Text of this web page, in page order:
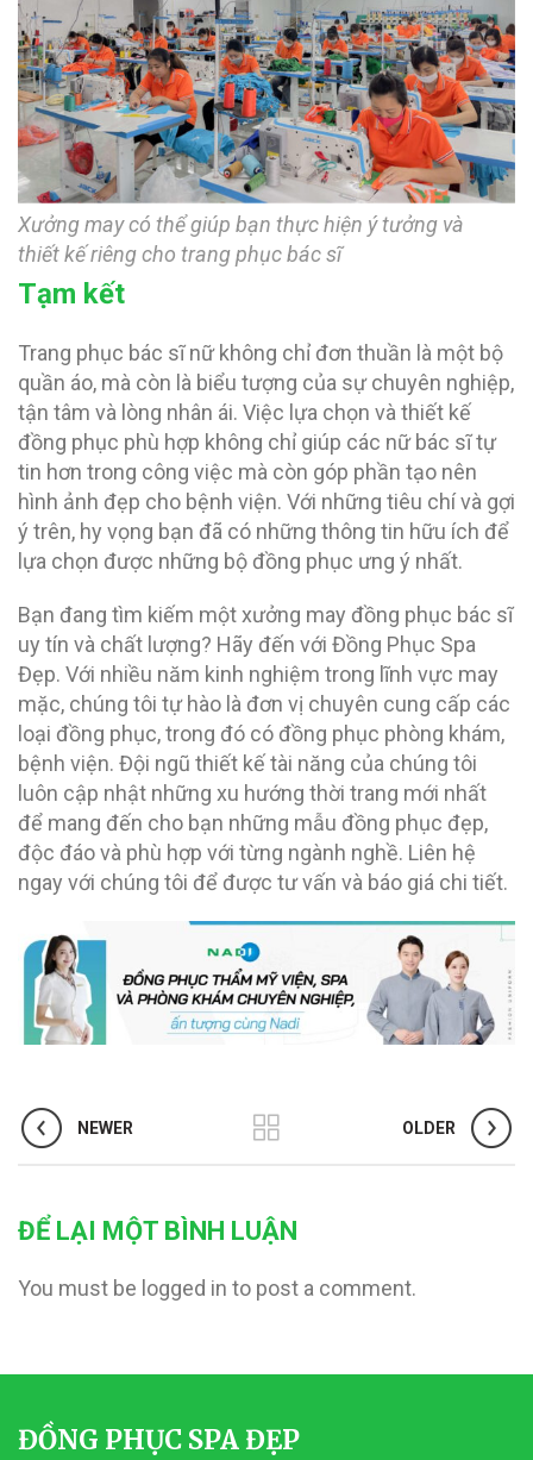
Xưởng may có thể giúp bạn thực hiện ý tưởng và
thiết kế riêng cho trang phục bác sĩ
Tạm kết
Trang phục bác sĩ nữ không chỉ đơn thuần là một bộ
quần áo, mà còn là biểu tượng của sự chuyên nghiệp,
tận tâm và lòng nhân ái. Việc lựa chọn và thiết kế
đồng phục phù hợp không chỉ giúp các nữ bác sĩ tự
tin hơn trong công việc mà còn góp phần tạo nên
hình ảnh đẹp cho bệnh viện. Với những tiêu chí và gợi
ý trên, hy vọng bạn đã có những thông tin hữu ích để
lựa chọn được những bộ đồng phục ưng ý nhất.
Bạn đang tìm kiếm một xưởng may đồng phục bác sĩ
uy tín và chất lượng? Hãy đến với Đồng Phục Spa
Đẹp. Với nhiều năm kinh nghiệm trong lĩnh vực may
mặc, chúng tôi tự hào là đơn vị chuyên cung cấp các
loại đồng phục, trong đó có đồng phục phòng khám,
bệnh viện. Đội ngũ thiết kế tài năng của chúng tôi
luôn cập nhật những xu hướng thời trang mới nhất
để mang đến cho bạn những mẫu đồng phục đẹp,
độc đáo và phù hợp với từng ngành nghề. Liên hệ
ngay với chúng tôi để được tư vấn và báo giá chi tiết.
NEWER OLDER
ĐỂ LẠI MỘT BÌNH LUẬN
You must be logged in to post a comment.
ĐỒNG PHỤC SPA ĐẸP